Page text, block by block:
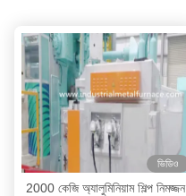
ভিডিও
2000 কেজি অ্যালুমিনিয়াম শিল্প নিমজ্জন